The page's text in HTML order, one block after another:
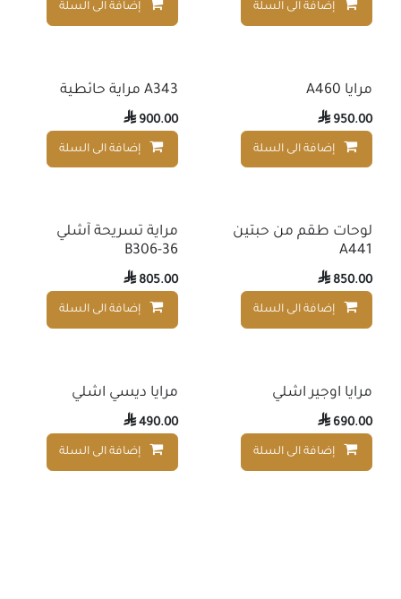
إضافة الى السلة إضافة إلى قائمة الأمنيات
إضافة الى السلة
مرايا A460
950.00

إضافة الى السلة إضافة إلى قائمة الأمنيات
A343 مراية حائطية
900.00

إضافة الى السلة
لوحات طقم من حبتين
A441
850.00

إضافة الى السلة إضافة إلى قائمة الأمنيات
مراية تسريحة آشلي
B306-36
805.00

إضافة الى السلة
مرايا اوجير اشلي
690.00

إضافة الى السلة إضافة إلى قائمة الأمنيات
مرايا ديسي اشلي
490.00

إضافة الى السلة